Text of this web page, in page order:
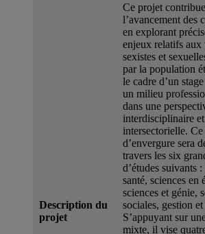
Description du
projet
Ce projet
l’avancement des
en explorant
enjeux relatifs aux
sexistes et
par la population
le cadre d’un
un milieu
dans une
interdisciplinaire et
intersectorielle.
d’envergure sera
travers les six
d’études suivants
santé, sciences en
sciences et génie,
sociales, gestion
S’appuyant sur
mixte, il vise